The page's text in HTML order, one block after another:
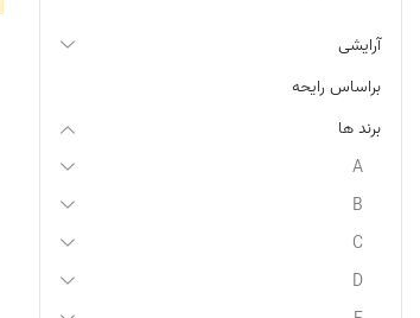
آرایشی
براساس رایحه
برند ها
A
B
C
D